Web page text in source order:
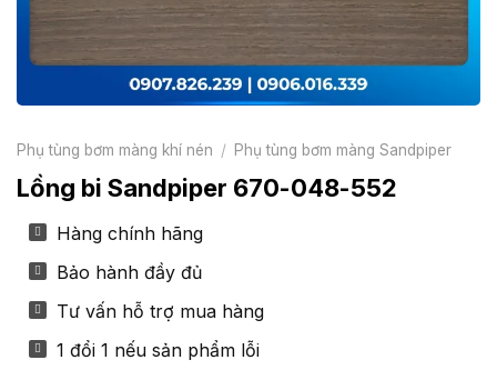
Phụ tùng bơm màng khí nén / Phụ tùng bơm màng Sandpiper
Lồng bi Sandpiper 670-048-552
Hàng chính hãng
Bảo hành đầy đủ
Tư vấn hỗ trợ mua hàng
1 đổi 1 nếu sản phẩm lỗi